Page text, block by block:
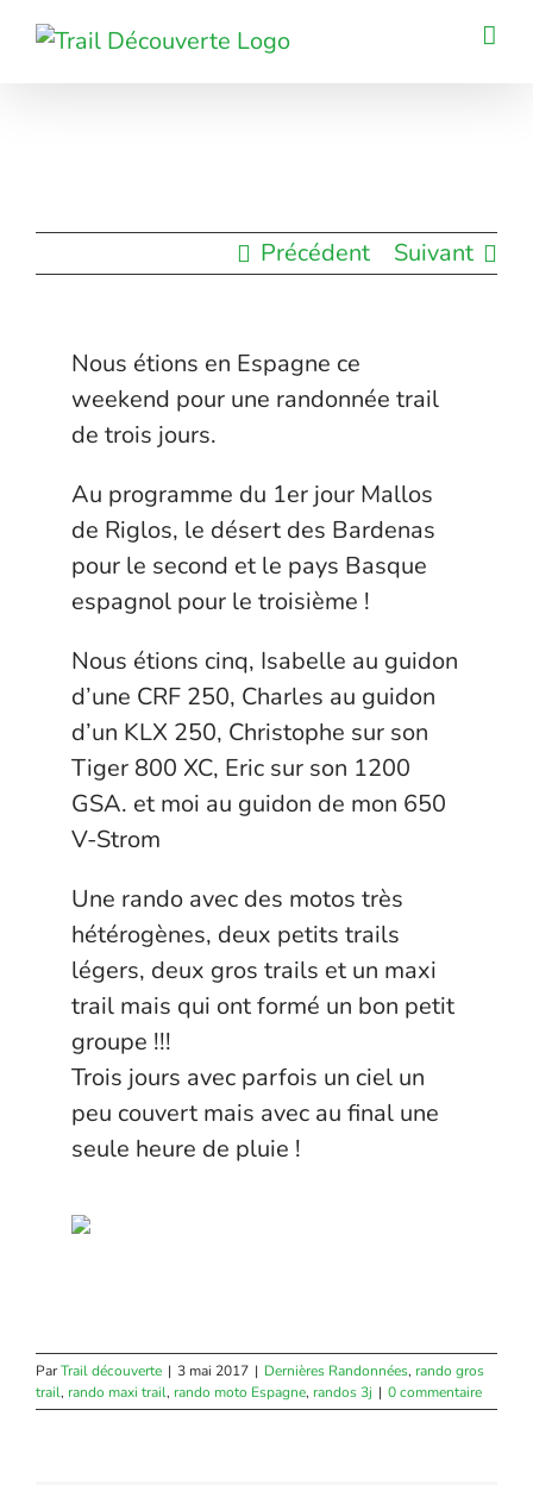
Passer
Précédent Suivant
Nous étions en Espagne ce
weekend pour une randonnée trail
de trois jours.
Au programme du 1er jour Mallos
de Riglos, le désert des Bardenas
pour le second et le pays Basque
espagnol pour le troisième !
Nous étions cinq, Isabelle au guidon
d’une CRF 250, Charles au guidon
d’un KLX 250, Christophe sur son
Tiger 800 XC, Eric sur son 1200
GSA. et moi au guidon de mon 650
V-Strom
Une rando avec des motos très
hétérogènes, deux petits trails
légers, deux gros trails et un maxi
trail mais qui ont formé un bon petit
groupe !!!
Trois jours avec parfois un ciel un
peu couvert mais avec au final une
seule heure de pluie !
ParTrail découverte | 3 mai 2017 | Dernières Randonnées, rando gros
trail, rando maxi trail, rando moto Espagne, randos 3j | 0 commentaire